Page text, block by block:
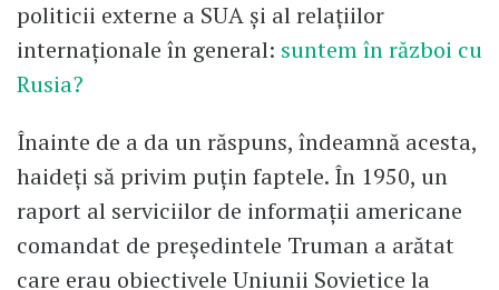
politicii externe a SUA şi al relaţiilor
internaţionale în general: suntem în război cu
Rusia?
Înainte de a da un răspuns, îndeamnă acesta,
haideţi să privim puţin faptele. În 1950, un
raport al serviciilor de informaţii americane
comandat de preşedintele Truman a arătat
care erau obiectivele Uniunii Sovietice la